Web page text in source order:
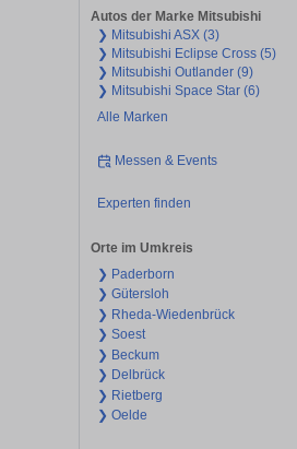
Autos der Marke Mitsubishi
❯ Mitsubishi ASX (3)
❯ Mitsubishi Eclipse Cross (5)
❯ Mitsubishi Outlander (9)
❯ Mitsubishi Space Star (6)
Alle Marken
Messen & Events
Experten finden
Orte im Umkreis
❯ Paderborn
❯ Gütersloh
❯ Rheda-Wiedenbrück
❯ Soest
❯ Beckum
❯ Delbrück
❯ Rietberg
❯ Oelde